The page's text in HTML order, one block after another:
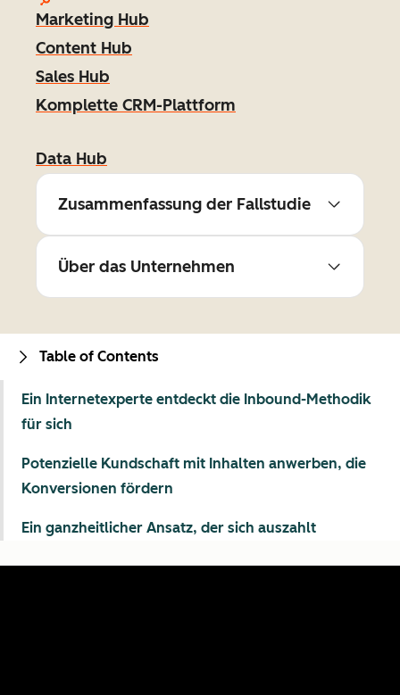
Marketing Hub
Content Hub
Sales Hub
Komplette CRM-Plattform
Data Hub
Zusammenfassung der Fallstudie
Über das Unternehmen
Table of Contents
Ein Internetexperte entdeckt die Inbound-Methodik
für sich
Potenzielle Kundschaft mit Inhalten anwerben, die
Konversionen fördern
Ein ganzheitlicher Ansatz, der sich auszahlt